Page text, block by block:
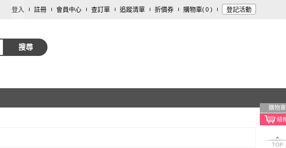
登入 註冊 會員中心 查訂單 追蹤清單 折價券 購物車( 0 ) 登記活動
搜尋
購物車
TOP